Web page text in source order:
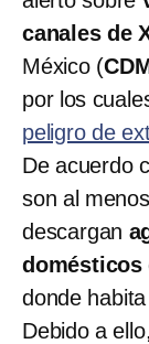
canales de
México (
por los
peligro de
De acuerdo
son al menos
descargan
domésticos
donde habita
Debido a